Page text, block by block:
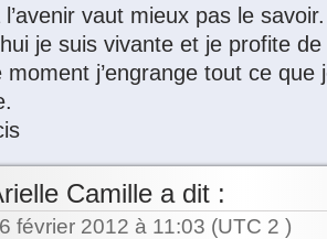
vaut mieux pas le savoir.
je suis vivante et je profite
moment j’engrange tout ce
Camille a dit :
février 2012 à 11:03 (UTC 2 )